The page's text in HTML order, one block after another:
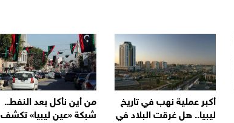
أكبر عملية نهب في تاريخ
ليبيا.. هل غرقت البلاد في
من أين نأكل بعد النفط..
شبكة «عين ليبيا» تكشف